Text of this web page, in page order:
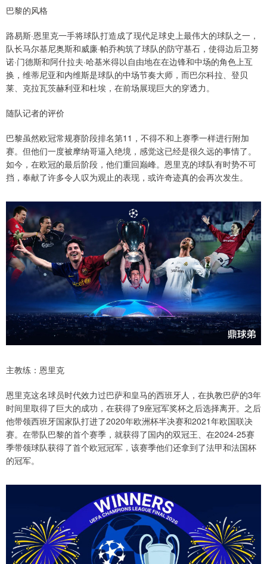
巴黎的风格
路易斯·恩里克一手将球队打造成了现代足球史上最伟大的球队之一，
队长马尔基尼奥斯和威廉·帕乔构筑了球队的防守基石，使得边后卫努
诺·门德斯和阿什拉夫·哈基米得以自由地在在边锋和中场的角色上互
换，维蒂尼亚和内维斯是球队的中场节奏大师，而巴尔科拉、登贝
莱、克拉瓦茨赫利亚和杜埃，在前场展现巨大的穿透力。
随队记者的评价
巴黎虽然欧冠常规赛阶段排名第11，不得不和上赛季一样进行附加
赛。但他们一度被摩纳哥逼入绝境，感觉这已经是很久远的事情了。
如今，在欧冠的最后阶段，他们重回巅峰。恩里克的球队有时势不可
挡，奉献了许多令人叹为观止的表现，或许奇迹真的会再次发生。
主教练：恩里克
恩里克这名球员时代效力过巴萨和皇马的西班牙人，在执教巴萨的3年
时间里取得了巨大的成功，在获得了9座冠军奖杯之后选择离开。之后
他带领西班牙国家队打进了2020年欧洲杯半决赛和2021年欧国联决
赛。在带队巴黎的首个赛季，就获得了国内的双冠王、在2024-25赛
季带领球队获得了首个欧冠冠军，该赛季他们还拿到了法甲和法国杯
的冠军。